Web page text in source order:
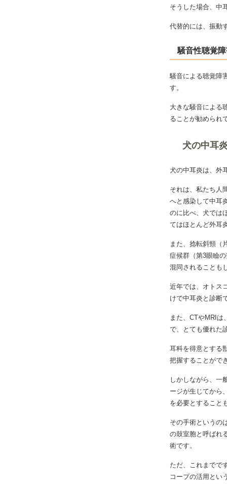
そうした場合、中
代替的には、振動
騒音性聴覚
騒音による聴覚障
す。
大きな騒音による
ることが勧められ
犬の中耳
犬の中耳炎は、外
それは、私たち人
へと感染して中耳
のに比べ、犬では
てはほとんど外耳
また、捻転斜頸（
症候群（第3眼瞼
混同されることも
近年では、オトス
けで中耳炎と診断
また、CTやMRIは
で、とても優れた
耳科を得意とする
把握することがで
しかしながら、一
ージが生じてから
を必要とすること
その手術というの
の鼓室胞と呼ばれ
術です。
ただ、これまでで
コープの活用とい